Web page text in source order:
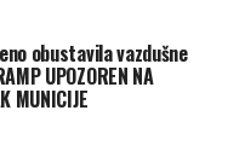
obustavila vazdušne
UPOZOREN NA
MUNICIJE